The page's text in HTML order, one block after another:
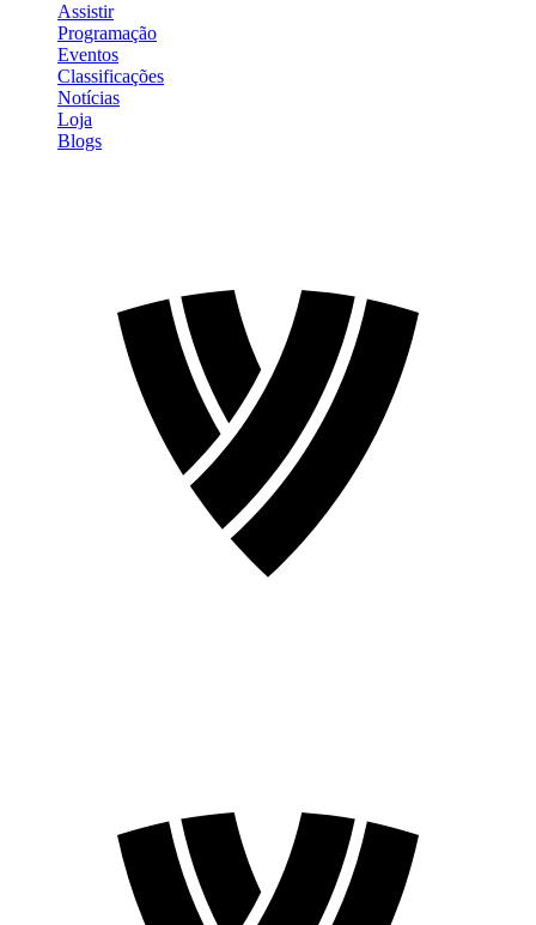
Assistir
Programação
Eventos
Classificações
Notícias
Loja
Blogs